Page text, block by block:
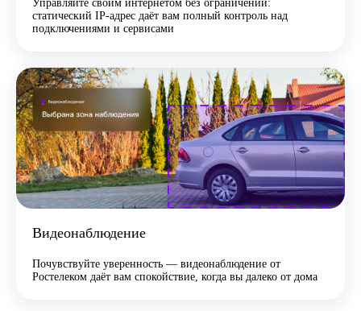
Управляйте своим интернетом без ограничений:
статический IP-адрес даёт вам полный контроль над
подключениями и сервисами
Видеонаблюдение
Почувствуйте уверенность — видеонаблюдение от
Ростелеком даёт вам спокойствие, когда вы далеко от дома